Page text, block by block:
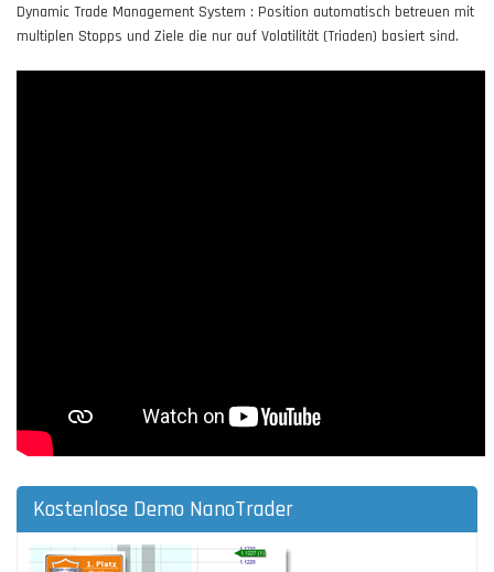
Dynamic Trade Management System : Position automatisch betreuen mit
multiplen Stopps und Ziele die nur auf Volatilität (Triaden) basiert sind.
Kostenlose Demo NanoTrader